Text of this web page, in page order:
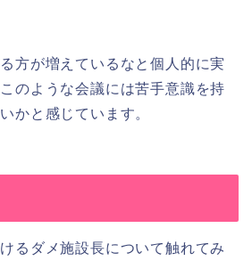
方が増えているなと個人的に実
のような会議には苦手意識を持
かと感じています。
るダメ施設長について触れてみ